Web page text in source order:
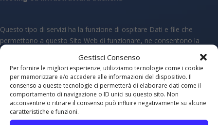
Gestisci Consenso
Per fornire le migliori esperienze, utilizziamo tecnologie come i cookie
per memorizzare e/o accedere alle informazioni del dispositivo. Il
consenso a queste tecnologie ci permetterà di elaborare dati come il
comportamento di navigazione o ID unici su questo sito. Non
acconsentire o ritirare il consenso può influire negativamente su alcune
caratteristiche e funzioni.
Questo tipo di servizi ha la funzione di ospitare Dati e file che
permettono a questo Sito Web di funzionare, ne consentono la
distribuzione e mettono a disposizione un’infrastruttura pronta
all’uso per erogare specifiche funzionalità di questo Sito Web.
Alcuni di questi servizi funzionano attraverso server dislocati
geograficamente in luoghi differenti, rendendo difficile la
determinazione del luogo esatto in cui vengono conservati i Dati